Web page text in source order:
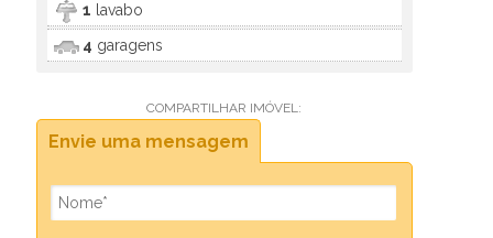
1 lavabo
4 garagens
COMPARTILHAR IMÓVEL:
Envie uma mensagem